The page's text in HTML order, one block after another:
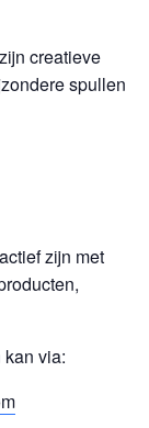
creatieve
spullen
zijn met
via: